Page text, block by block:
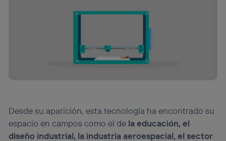
Desde su aparición, esta tecnología ha encontrado su
espacio en campos como el de la educación, el
diseño industrial, la industria aeroespacial, el sector